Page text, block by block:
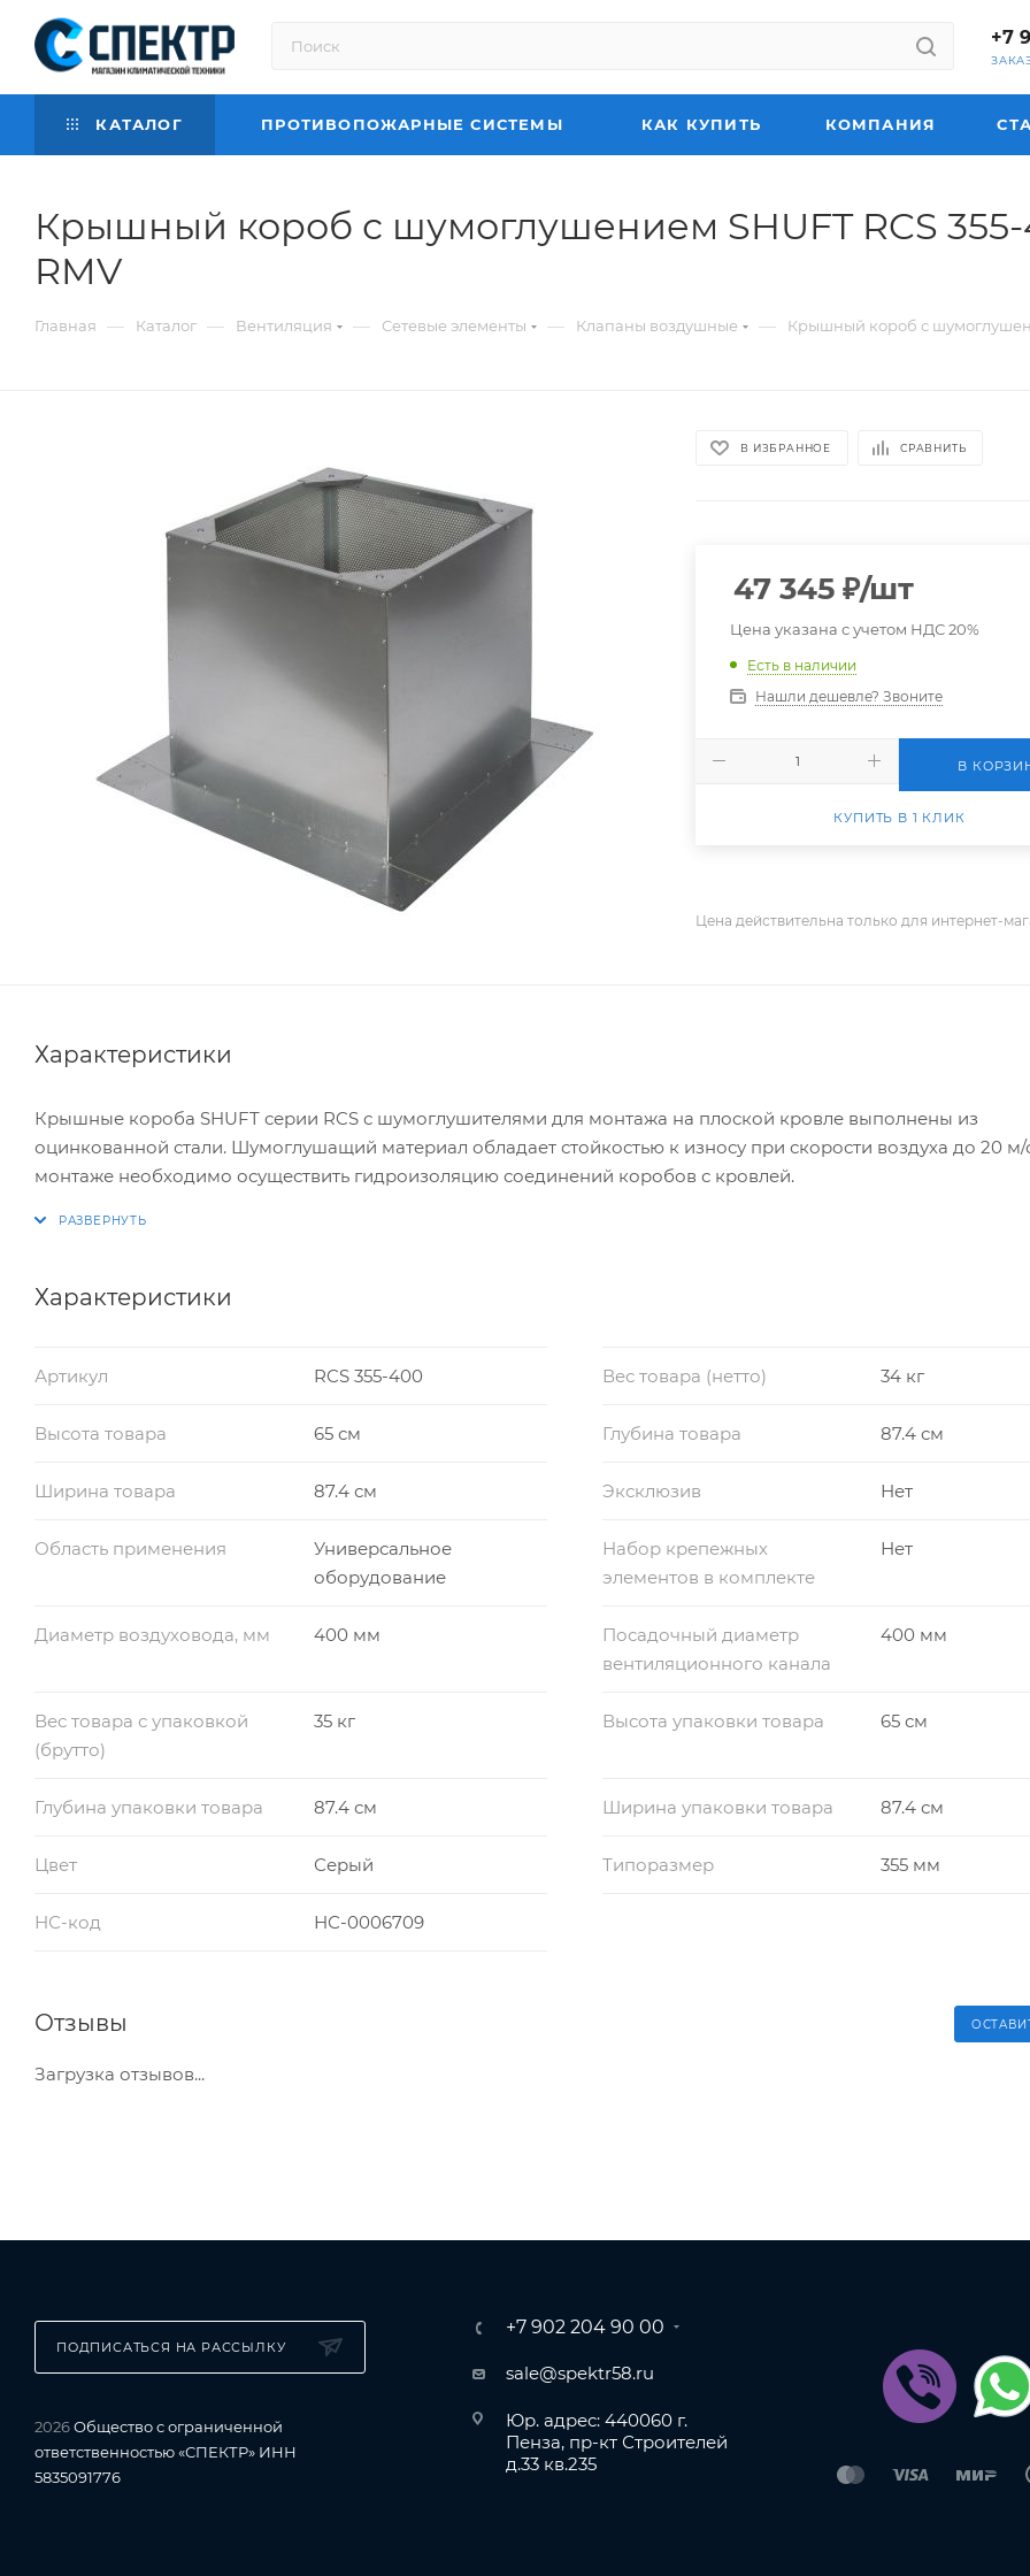
+7
КАТАЛОГ ПРОТИВОПОЖАРНЫЕ СИСТЕМЫ КАК КУПИТЬ КОМПАНИЯ
Крышный короб с шумоглушением SHUFT RCS 355-
RMV
Главная — Каталог — Вентиляция — Сетевые элементы — Клапаны воздушные — Крышный короб с
В ИЗБРАННОЕ СРАВНИТЬ
47 345 ₽/шт
Цена указана с учетом НДС 20%
Есть в наличии
Нашли дешевле? Звоните
В
КУПИТЬ В 1 КЛИК
Цена действительна только для интернет-
Характеристики
Крышные короба SHUFT серии RCS с шумоглушителями для монтажа на плоской кровле выполнены из
оцинкованной стали. Шумоглушащий материал обладает стойкостью к износу при скорости воздуха до 20 м/
монтаже необходимо осуществить гидроизоляцию соединений коробов с кровлей.
Характеристики
Артикул RCS 355-400 Вес товара (нетто) 34 кг
Высота товара 65 см Глубина товара 87.4 см
Ширина товара 87.4 см Эксклюзив Нет
Область применения
Универсальное
оборудование
Набор крепежных
элементов в комплекте
Нет
Диаметр воздуховода, мм 400 мм
Посадочный диаметр
вентиляционного канала
400 мм
Вес товара с упаковкой
(брутто)
35 кг Высота упаковки товара 65 см
Глубина упаковки товара 87.4 см Ширина упаковки товара 87.4 см
Цвет Серый Типоразмер 355 мм
НС-код НС-0006709
Отзывы
Загрузка отзывов...
ПОДПИСАТЬСЯ НА РАССЫЛКУ
2026Общество с ограниченной
ответственностью «СПЕКТР» ИНН
5835091776
+7 902 204 90 00
sale@spektr58.ru
Юр. адрес: 440060 г.
Пенза, пр-кт Строителей
д.33 кв.235